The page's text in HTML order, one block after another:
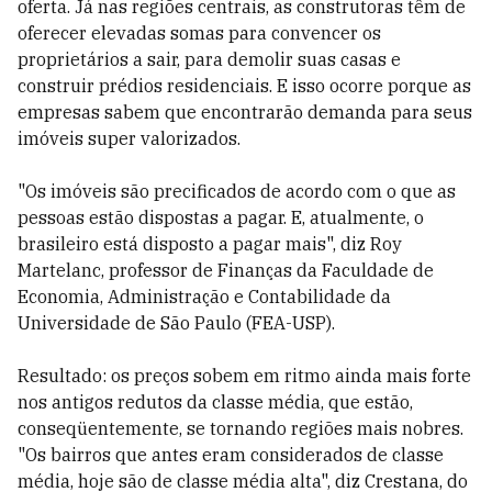
oferta. Já nas regiões centrais, as construtoras têm de
oferecer elevadas somas para convencer os
proprietários a sair, para demolir suas casas e
construir prédios residenciais. E isso ocorre porque as
empresas sabem que encontrarão demanda para seus
imóveis super valorizados.
"Os imóveis são precificados de acordo com o que as
pessoas estão dispostas a pagar. E, atualmente, o
brasileiro está disposto a pagar mais", diz Roy
Martelanc, professor de Finanças da Faculdade de
Economia, Administração e Contabilidade da
Universidade de São Paulo (FEA-USP).
Resultado: os preços sobem em ritmo ainda mais forte
nos antigos redutos da classe média, que estão,
conseqüentemente, se tornando regiões mais nobres.
"Os bairros que antes eram considerados de classe
média, hoje são de classe média alta", diz Crestana, do